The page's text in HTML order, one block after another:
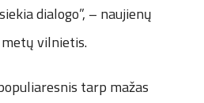
dialogo”, – naujienų
vilnietis.
tarp mažas